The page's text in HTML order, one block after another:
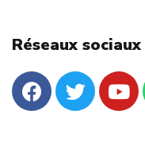
Réseaux sociaux